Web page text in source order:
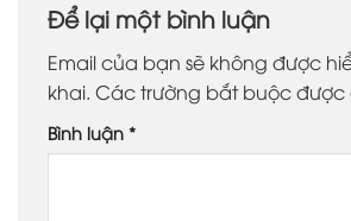
Để lại một bình luận
Email của bạn sẽ không được
khai. Các trường bắt buộc
Bình luận *